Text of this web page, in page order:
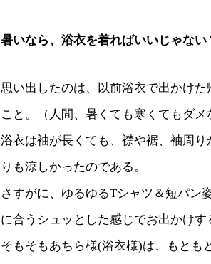
暑いなら、浴衣を着ればいいじゃない
思い出したのは、以前浴衣で出かけ
こと。（人間、暑くても寒くてもダ
浴衣は袖が長くても、襟や裾、袖周
りも涼しかったのである。
さすがに、ゆるゆるTシャツ＆短パン
に合うシュッとした感じでお出かけ
そもそもあちら様(浴衣様)は、もとも